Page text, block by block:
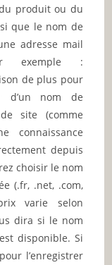
produit ou du
que le nom de
adresse mail
exemple :
de plus pour
d’un nom de
site (comme
connaissance
depuis
choisir le nom
(.fr, .net, .com,
varie selon
dira si le nom
disponible. Si
l’enregistrer